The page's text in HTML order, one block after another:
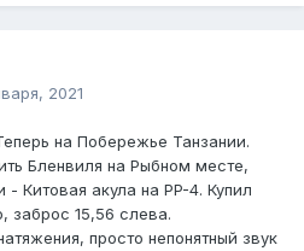
2021
на Побережье Танзании.
Бленвиля на Рыбном месте,
Китовая акула на PP-4. Купил
заброс 15,56 слева.
просто непонятный звук